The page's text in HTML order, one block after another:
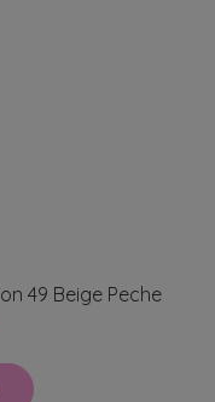
49 Beige Peche